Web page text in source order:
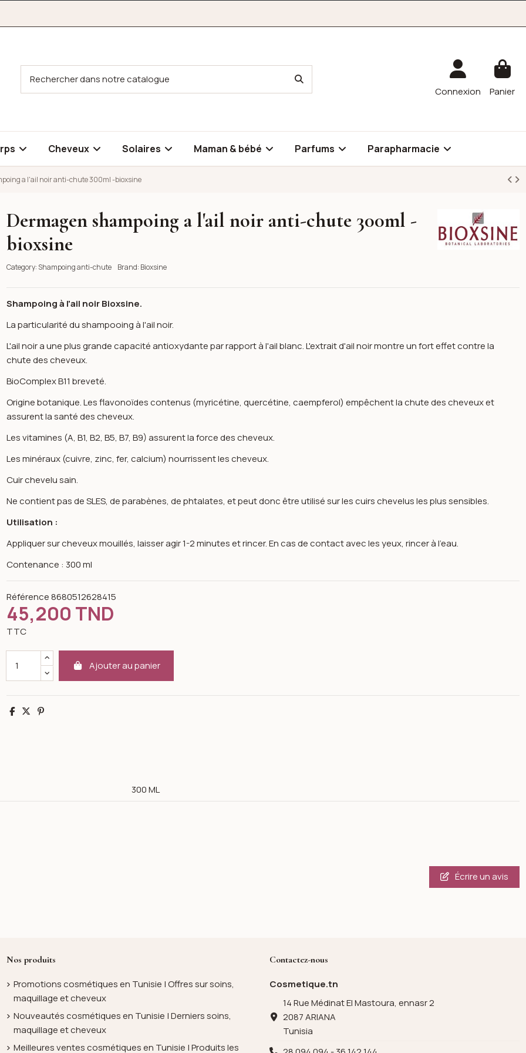
Connexion Panier
Cheveux Solaires Maman & bébé Parfums Parapharmacie
a l'ail noir anti-chute 300ml -bioxsine
chute 300ml -bioxsine
image gallery for Dermagen shampoing a l'ail noir anti-chute 300ml -bioxsine
Dermagen shampoing a l'ail noir anti-chute 300ml -
bioxsine
Category: Shampoing anti-chute Brand: Bioxsine
Shampoing à l'ail noir Bioxsine.
La particularité du shampooing à l'ail noir.
L'ail noir a une plus grande capacité antioxydante par rapport à l'ail blanc. L'extrait d'ail noir montre un fort effet contre la
chute des cheveux.
BioComplex B11 breveté.
Origine botanique. Les flavonoïdes contenus (myricétine, quercétine, caempferol) empêchent la chute des cheveux et
assurent la santé des cheveux.
Les vitamines (A, B1, B2, B5, B7, B9) assurent la force des cheveux.
Les minéraux (cuivre, zinc, fer, calcium) nourrissent les cheveux.
Cuir chevelu sain.
Ne contient pas de SLES, de parabènes, de phtalates, et peut donc être utilisé sur les cuirs chevelus les plus sensibles.
Utilisation :
Appliquer sur cheveux mouillés, laisser agir 1-2 minutes et rincer. En cas de contact avec les yeux, rincer à l'eau.
Contenance : 300 ml
Référence 8680512628415
45,200 TND
TTC
Ajouter au panier
Partager
TweetPinterest
300 ML
Écrire un avis
Nos produits
Promotions cosmétiques en Tunisie | Offres sur soins,
maquillage et cheveux
Nouveautés cosmétiques en Tunisie | Derniers soins,
maquillage et cheveux
Meilleures ventes cosmétiques en Tunisie | Produits les
Contactez-nous
Cosmetique.tn
14 Rue Médinat El Mastoura, ennasr 2
2087 ARIANA
Tunisia